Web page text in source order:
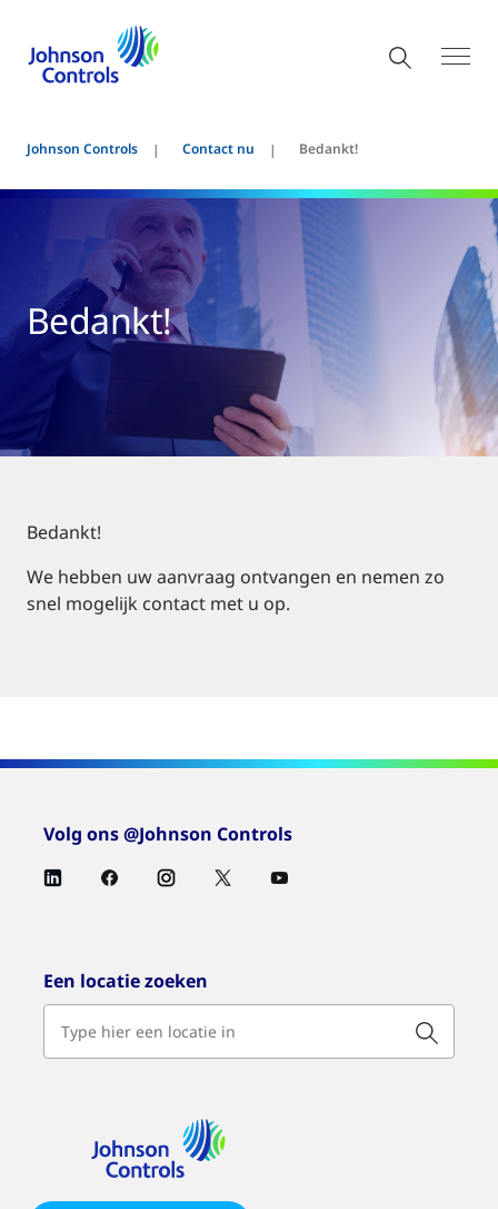
Johnson Controls Contact nu Bedankt!
Bedankt!
Bedankt!
We hebben uw aanvraag ontvangen en nemen zo
snel mogelijk contact met u op.
Volg ons @Johnson Controls
Een locatie zoeken